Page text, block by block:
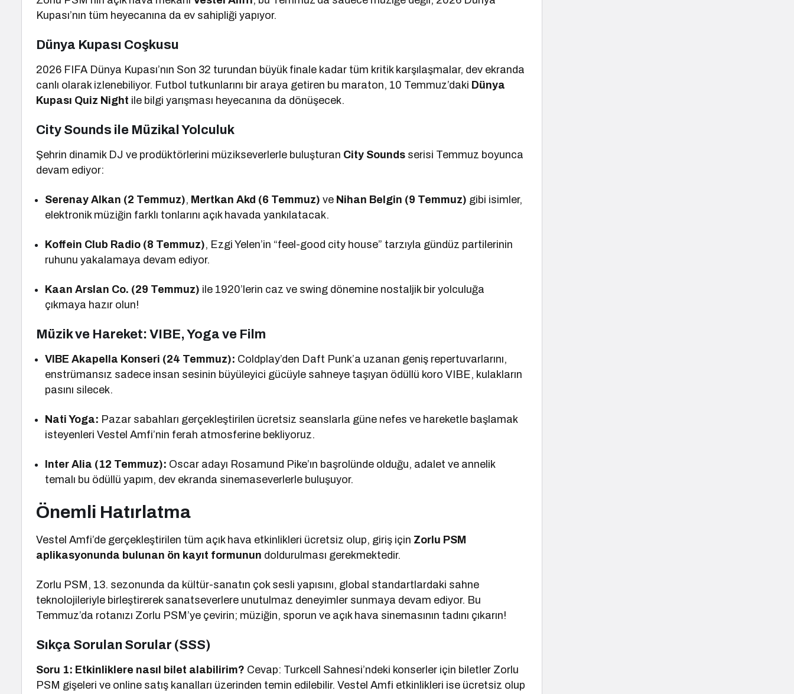
Kupası’nın tüm heyecanına da ev sahipliği yapıyor.
Dünya Kupası Coşkusu
2026 FIFA Dünya Kupası’nın Son 32 turundan büyük finale kadar tüm kritik karşılaşmalar, dev ekranda
canlı olarak izlenebiliyor. Futbol tutkunlarını bir araya getiren bu maraton, 10 Temmuz’daki Dünya
Kupası Quiz Night ile bilgi yarışması heyecanına da dönüşecek.
City Sounds ile Müzikal Yolculuk
Şehrin dinamik DJ ve prodüktörlerini müzikseverlerle buluşturan City Sounds serisi Temmuz boyunca
devam ediyor:
Serenay Alkan (2 Temmuz), Mertkan Akd (6 Temmuz) ve Nihan Belgin (9 Temmuz) gibi isimler,
elektronik müziğin farklı tonlarını açık havada yankılatacak.
Koffein Club Radio (8 Temmuz), Ezgi Yelen’in “feel-good city house” tarzıyla gündüz partilerinin
ruhunu yakalamaya devam ediyor.
Kaan Arslan Co. (29 Temmuz) ile 1920’lerin caz ve swing dönemine nostaljik bir yolculuğa
çıkmaya hazır olun!
Müzik ve Hareket: VIBE, Yoga ve Film
VIBE Akapella Konseri (24 Temmuz): Coldplay’den Daft Punk’a uzanan geniş repertuvarlarını,
enstrümansız sadece insan sesinin büyüleyici gücüyle sahneye taşıyan ödüllü koro VIBE, kulakların
pasını silecek.
Nati Yoga: Pazar sabahları gerçekleştirilen ücretsiz seanslarla güne nefes ve hareketle başlamak
isteyenleri Vestel Amfi’nin ferah atmosferine bekliyoruz.
Inter Alia (12 Temmuz): Oscar adayı Rosamund Pike’ın başrolünde olduğu, adalet ve annelik
temalı bu ödüllü yapım, dev ekranda sinemaseverlerle buluşuyor.
Önemli Hatırlatma
Vestel Amfi’de gerçekleştirilen tüm açık hava etkinlikleri ücretsiz olup, giriş için Zorlu PSM
aplikasyonunda bulunan ön kayıt formunun doldurulması gerekmektedir.
Zorlu PSM, 13. sezonunda da kültür-sanatın çok sesli yapısını, global standartlardaki sahne
teknolojileriyle birleştirerek sanatseverlere unutulmaz deneyimler sunmaya devam ediyor. Bu
Temmuz’da rotanızı Zorlu PSM’ye çevirin; müziğin, sporun ve açık hava sinemasının tadını çıkarın!
Sıkça Sorulan Sorular (SSS)
Soru 1: Etkinliklere nasıl bilet alabilirim? Cevap: Turkcell Sahnesi’ndeki konserler için biletler Zorlu
PSM gişeleri ve online satış kanalları üzerinden temin edilebilir. Vestel Amfi etkinlikleri ise ücretsiz olup